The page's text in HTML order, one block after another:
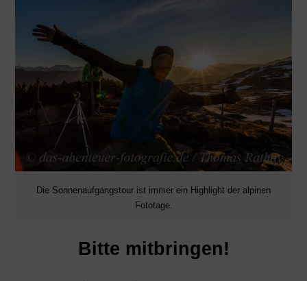
Die Sonnenaufgangstour ist immer ein Highlight der alpinen
Fototage.
Bitte mitbringen!